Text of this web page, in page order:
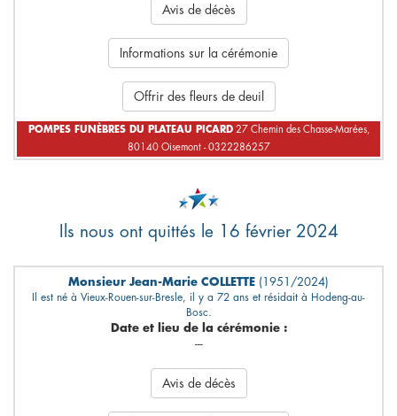
Avis de décès
Informations sur la cérémonie
Offrir des fleurs de deuil
POMPES FUNÈBRES DU PLATEAU PICARD27 Chemin des Chasse-Marées,
80140 Oisemont - 0322286257
Ils nous ont quittés le 16 février 2024
Monsieur Jean-Marie COLLETTE (1951/2024)
Il est né à Vieux-Rouen-sur-Bresle, il y a 72 ans et résidait à Hodeng-au-
Bosc.
Date et lieu de la cérémonie :
---
Avis de décès